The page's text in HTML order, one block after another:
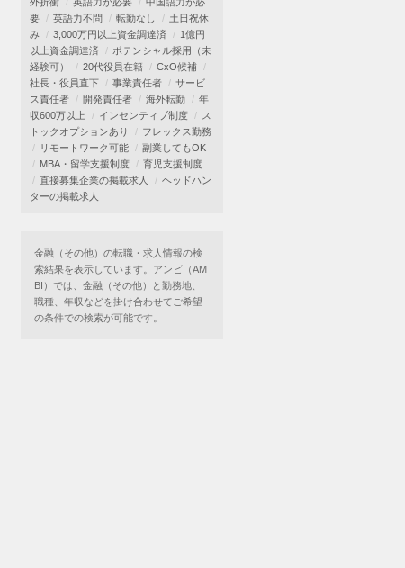
要
英語力不問 転勤なし
土日祝休
み
3,000万円以上資金調達済
1億円
以上資金調達済
ポテンシャル採用（未
経験可）
20代役員在籍
CxO候補
社長・役員直下
事業責任者
サービ
ス責任者
開発責任者 海外転勤
年
収600万以上
インセンティブ制度
ス
トックオプションあり
フレックス勤務
リモートワーク可能
副業してもOK
MBA・留学支援制度
育児支援制度
直接募集企業の掲載求人
ヘッドハン
ターの掲載求人
金融（その他）の転職・求人情報の検
索結果を表示しています。アンビ（AM
BI）では、金融（その他）と勤務地、
職種、年収などを掛け合わせてご希望
の条件での検索が可能です。